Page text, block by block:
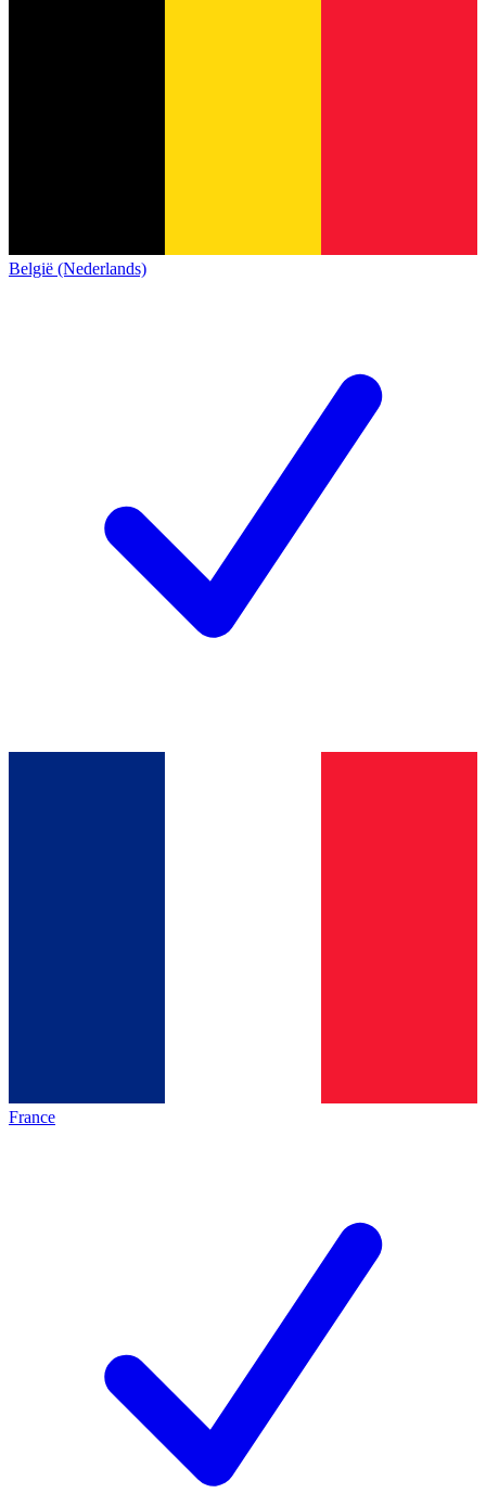
België (Nederlands)
France